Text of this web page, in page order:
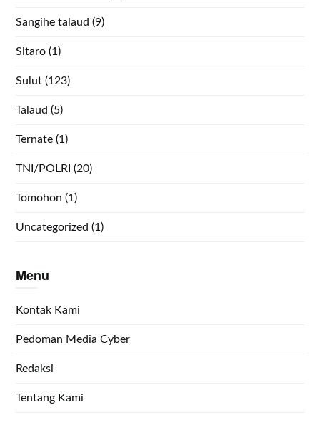
Sangihe talaud (9)
Sitaro (1)
Sulut (123)
Talaud (5)
Ternate (1)
TNI/POLRI (20)
Tomohon (1)
Uncategorized (1)
Menu
Kontak Kami
Pedoman Media Cyber
Redaksi
Tentang Kami